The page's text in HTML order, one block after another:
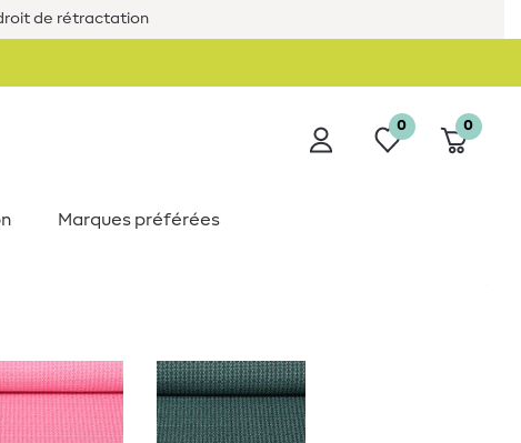
de rétractation
0 0
Marques préférées